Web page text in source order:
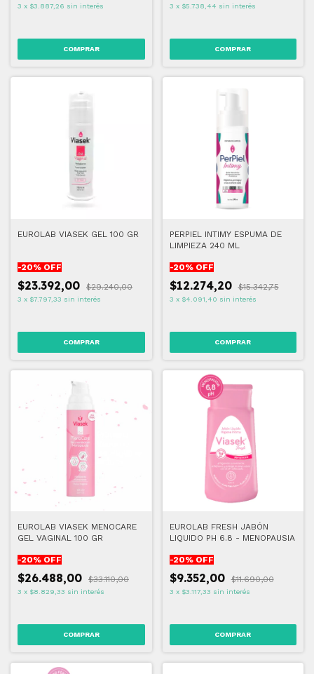
3 x $3.887,26 sin interés 3 x $5.738,44 sin interés
EUROLAB VIASEK GEL 100 GR
-20% OFF
$23.392,00 $29.240,00
3 x $7.797,33 sin interés
PERPIEL INTIMY ESPUMA DE
LIMPIEZA 240 ML
-20% OFF
$12.274,20 $15.342,75
3 x $4.091,40 sin interés
EUROLAB VIASEK MENOCARE
GEL VAGINAL 100 GR
-20% OFF
$26.488,00 $33.110,00
3 x $8.829,33 sin interés
EUROLAB FRESH JABÓN
LIQUIDO PH 6.8 - MENOPAUSIA
-20% OFF
$9.352,00 $11.690,00
3 x $3.117,33 sin interés